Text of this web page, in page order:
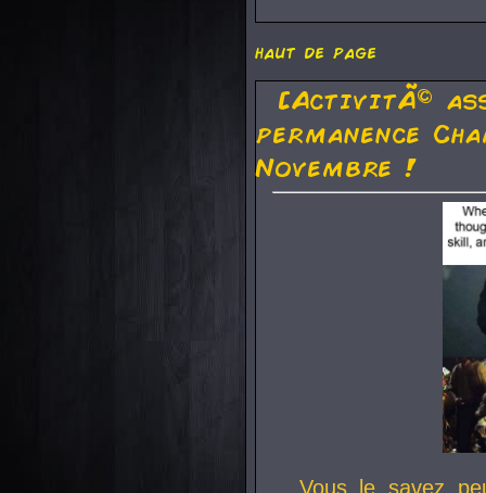
haut de page
[ActivitÃ©
permanence
Novembre !
Vous le savez